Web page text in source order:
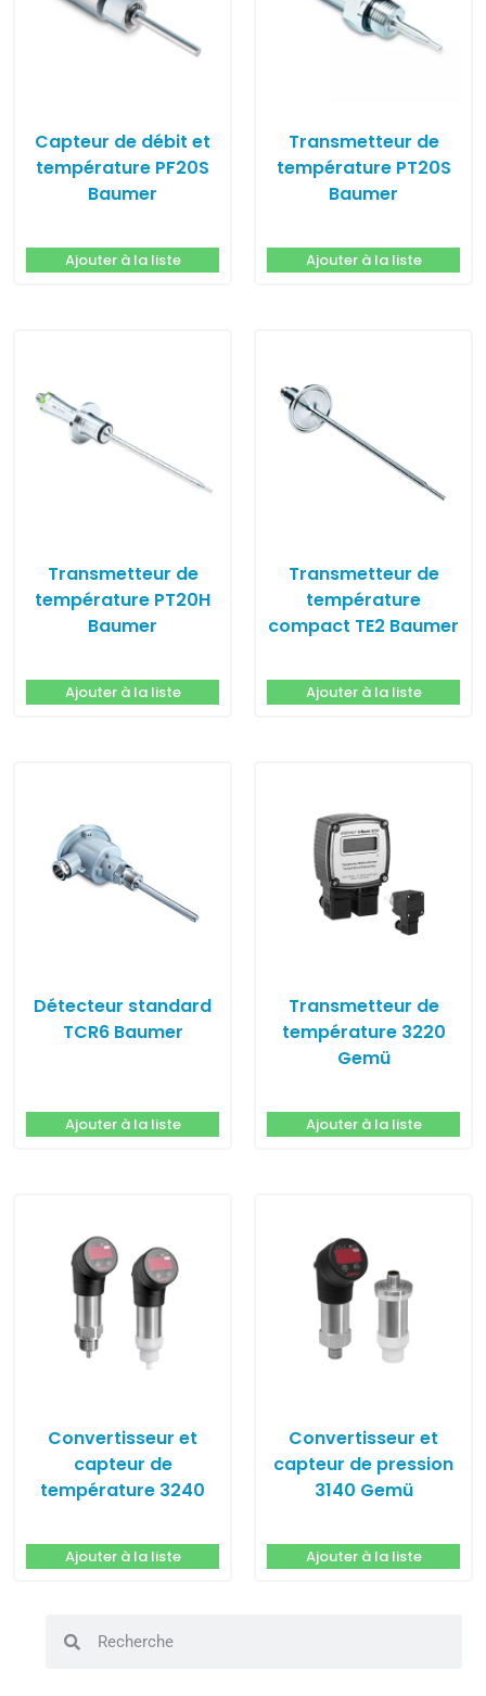
Capteur de débit et
température PF20S
Baumer
Ajouter à la liste
Transmetteur de
température PT20S
Baumer
Ajouter à la liste
Transmetteur de
température PT20H
Baumer
Ajouter à la liste
Transmetteur de
température
compact TE2 Baumer
Ajouter à la liste
Détecteur standard
TCR6 Baumer
Ajouter à la liste
Transmetteur de
température 3220
Gemü
Ajouter à la liste
Convertisseur et
capteur de
température 3240
Ajouter à la liste
Convertisseur et
capteur de pression
3140 Gemü
Ajouter à la liste